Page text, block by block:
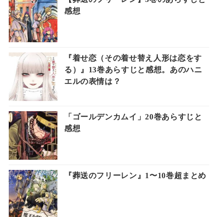
感想
『着せ恋（その着せ替え人形は恋をす
る）』13巻あらすじと感想。あのハニ
エルの表情は？
「ゴールデンカムイ」20巻あらすじと
感想
『葬送のフリーレン』1〜10巻超まとめ